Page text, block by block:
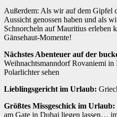
Außerdem: Als wir auf dem Gipfel
Aussicht genossen haben und als
Schnorcheln auf Mauritius erleben
Gänsehaut-Momente!
Nächstes Abenteuer auf der
Weihnachtsmanndorf Rovaniemi
Polarlichter sehen
Lieblingsgericht im Urlaub:
Größtes Missgeschick im Urlaub:
am Gate in Dubai liegen lassen…